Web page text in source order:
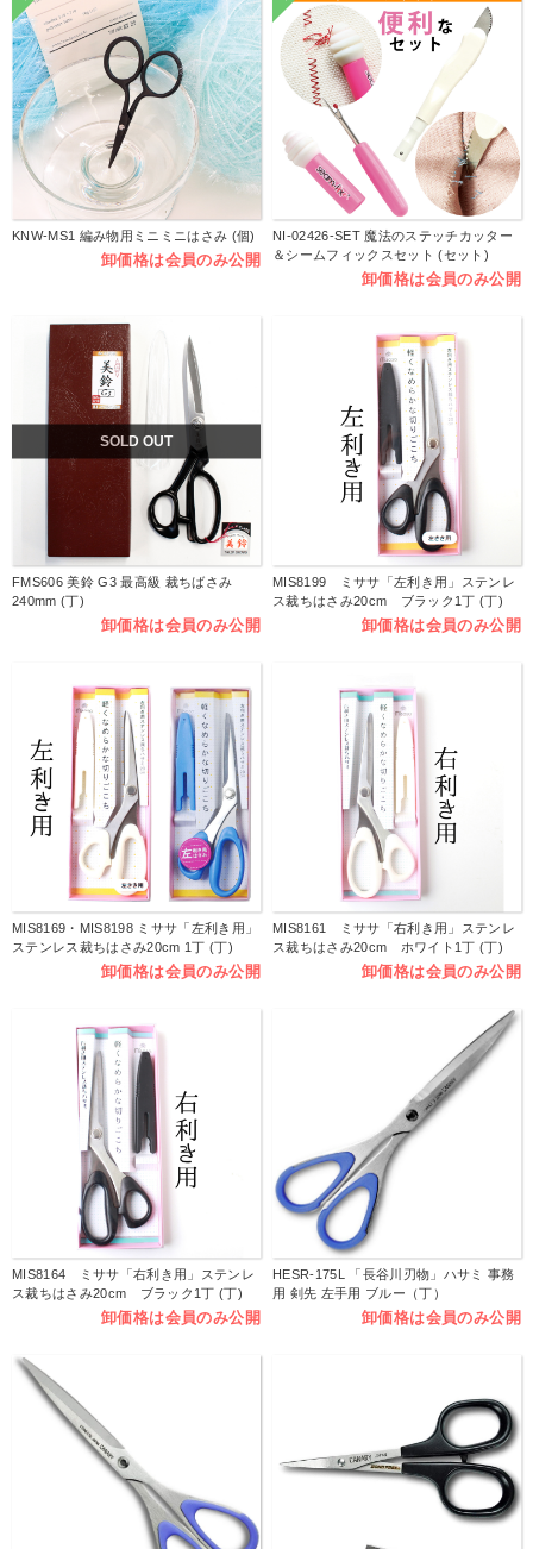
KNW-MS1 編み物用ミニミニはさみ (個)
卸価格は会員のみ公開
NI-02426-SET 魔法のステッチカッター
＆シームフィックスセット (セット)
卸価格は会員のみ公開
SOLD OUT
FMS606 美鈴 G3 最高級 裁ちばさみ
240mm (丁)
卸価格は会員のみ公開
MIS8199 ミササ「左利き用」ステンレ
ス裁ちはさみ20cm ブラック1丁 (丁)
卸価格は会員のみ公開
MIS8169・MIS8198 ミササ「左利き用」
ステンレス裁ちはさみ20cm 1丁 (丁)
卸価格は会員のみ公開
MIS8161 ミササ「右利き用」ステンレ
ス裁ちはさみ20cm ホワイト1丁 (丁)
卸価格は会員のみ公開
MIS8164 ミササ「右利き用」ステンレ
ス裁ちはさみ20cm ブラック1丁 (丁)
卸価格は会員のみ公開
HESR-175L 「長谷川刃物」ハサミ 事務
用 剣先 左手用 ブルー（丁）
卸価格は会員のみ公開